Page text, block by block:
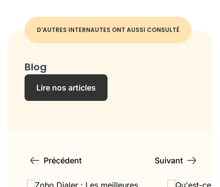
D’AUTRES INTERNAUTES ONT AUSSI CONSULTÉ
Blog
Lire nos articles
Précédent Suivant